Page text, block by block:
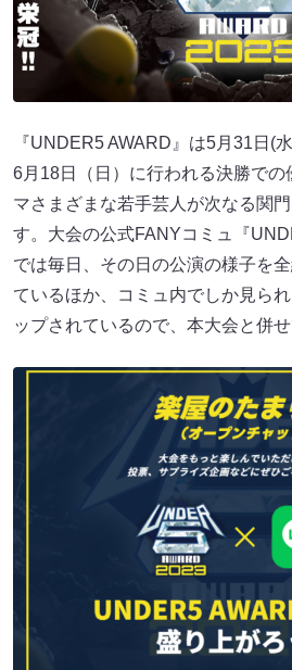
『UNDER5 AWARD』は5月31日(
6月18日（日）に行われる決勝での
マさまざまな若手芸人が次なる関
す。大会の公式FANYコミュ『
では毎日、その日の公演の様子を
ているほか、コミュ内でしか見ら
ップされているので、本大会と併